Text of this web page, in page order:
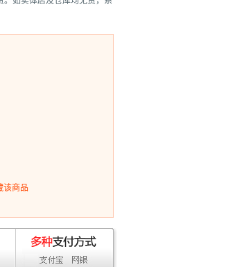
该商品